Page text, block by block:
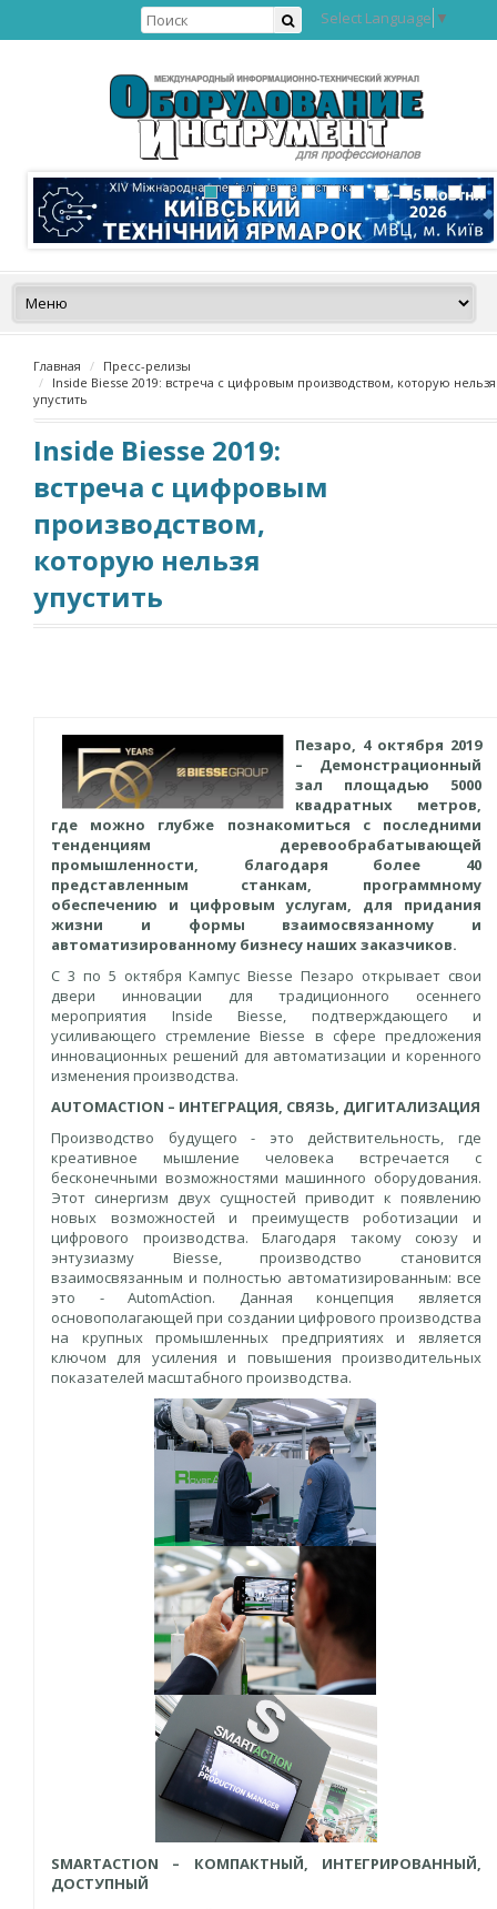
Select Language ▼
Главная
Пресс-релизы
Inside Biesse 2019: встреча с цифровым производством, которую нельзя
упустить
Inside Biesse 2019:
встреча с цифровым
производством,
которую нельзя
упустить
Пезаро, 4 октября 2019
– Демонстрационный
зал площадью 5000
квадратных метров,
где можно глубже познакомиться с последними
тенденциям деревообрабатывающей
промышленности, благодаря более 40
представленным станкам, программному
обеспечению и цифровым услугам, для придания
жизни и формы взаимосвязанному и
автоматизированному бизнесу наших заказчиков.
С 3 по 5 октября Кампус Biesse Пезаро открывает свои
двери инновации для традиционного осеннего
мероприятия Inside Biesse, подтверждающего и
усиливающего стремление Biesse в сфере предложения
инновационных решений для автоматизации и коренного
изменения производства.
AUTOMACTION – ИНТЕГРАЦИЯ, СВЯЗЬ, ДИГИТАЛИЗАЦИЯ
Производство будущего - это действительность, где
креативное мышление человека встречается с
бесконечными возможностями машинного оборудования.
Этот синергизм двух сущностей приводит к появлению
новых возможностей и преимуществ роботизации и
цифрового производства. Благодаря такому союзу и
энтузиазму Biesse, производство становится
взаимосвязанным и полностью автоматизированным: все
это - AutomAction. Данная концепция является
основополагающей при создании цифрового производства
на крупных промышленных предприятиях и является
ключом для усиления и повышения производительных
показателей масштабного производства.
SMARTACTION – КОМПАКТНЫЙ, ИНТЕГРИРОВАННЫЙ,
ДОСТУПНЫЙ